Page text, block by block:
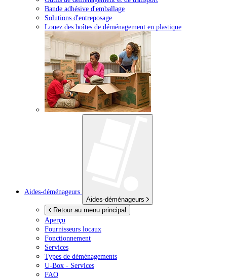
Bande adhésive d'emballage
Solutions d'entreposage
Louez des boîtes de déménagement en plastique
Aides-déménageurs
Aides-déménageurs
Retour au menu principal
Aperçu
Fournisseurs locaux
Fonctionnement
Services
Types de déménagements
U-Box - Services
FAQ